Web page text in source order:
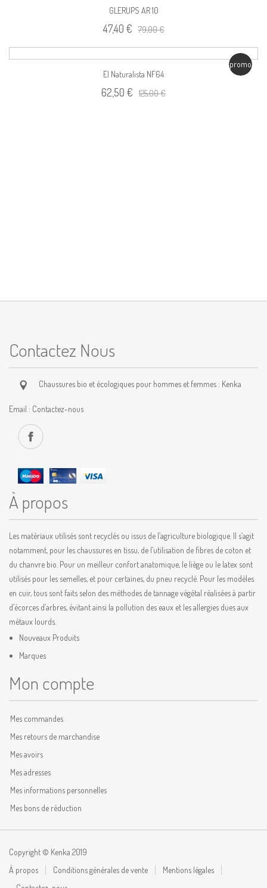
GLERUPS AR 10
47,40 € 79,00 €
promo
El Naturalista NF64
62,50 € 125,00 €
Contactez Nous
Chaussures bio et écologiques pour hommes et femmes : Kenka
Email : Contactez-nous
À propos
Les matériaux utilisés sont recyclés ou issus de l’agriculture biologique. Il s’agit
notamment, pour les chaussures en tissu, de l’utilisation de fibres de coton et
du chanvre bio. Pour un meilleur confort anatomique, le liège ou le latex sont
utilisés pour les semelles, et pour certaines, du pneu recyclé. Pour les modèles
en cuir, tous sont faits selon des méthodes de tannage végétal réalisées à partir
d’écorces d’arbres, évitant ainsi la pollution des eaux et les allergies dues aux
métaux lourds.
Nouveaux Produits
Marques
Mon compte
Mes commandes
Mes retours de marchandise
Mes avoirs
Mes adresses
Mes informations personnelles
Mes bons de réduction
Copyright © Kenka 2019
À propos
Conditions générales de vente
Mentions légales